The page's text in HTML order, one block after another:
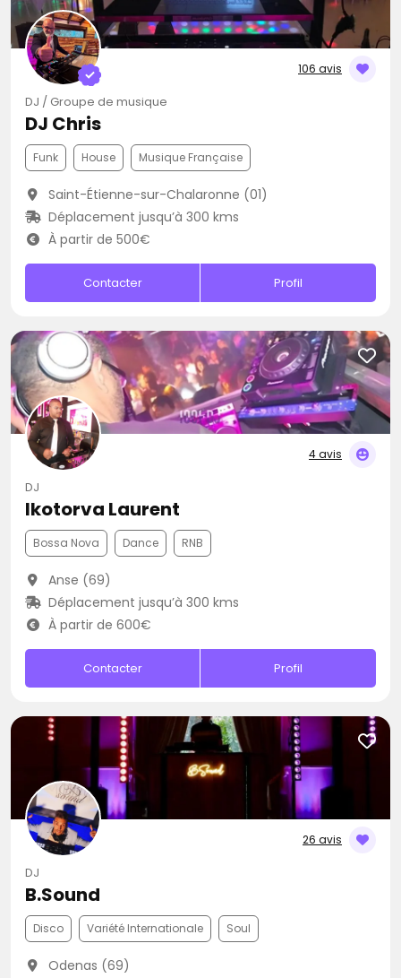
106 avis
DJ / Groupe de musique
DJ Chris
Funk House Musique Française
Saint-Étienne-sur-Chalaronne (01)
Déplacement jusqu’à 300 kms
À partir de 500€
Contacter Profil
4 avis
DJ
Ikotorva Laurent
Bossa Nova Dance RNB
Anse (69)
Déplacement jusqu’à 300 kms
À partir de 600€
Contacter Profil
26 avis
DJ
B.Sound
Disco Variété Internationale Soul
Odenas (69)